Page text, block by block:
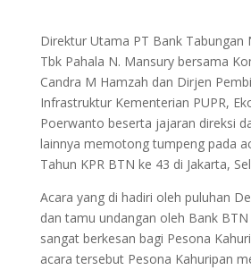
Direktur Utama PT Bank Tabungan
Tbk Pahala N. Mansury bersama
Candra M Hamzah dan Dirjen
Infrastruktur Kementerian PUPR,
Poerwanto beserta jajaran direksi
lainnya memotong tumpeng pada
Tahun KPR BTN ke 43 di Jakarta,
Acara yang di hadiri oleh puluhan
dan tamu undangan oleh Bank
sangat berkesan bagi Pesona
acara tersebut Pesona Kahuripan